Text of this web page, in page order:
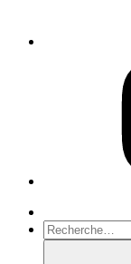
Recherche
pour